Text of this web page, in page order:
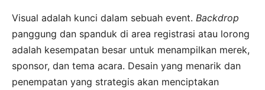
Visual adalah kunci dalam sebuah event. Backdrop
panggung dan spanduk di area registrasi atau lorong
adalah kesempatan besar untuk menampilkan merek,
sponsor, dan tema acara. Desain yang menarik dan
penempatan yang strategis akan menciptakan